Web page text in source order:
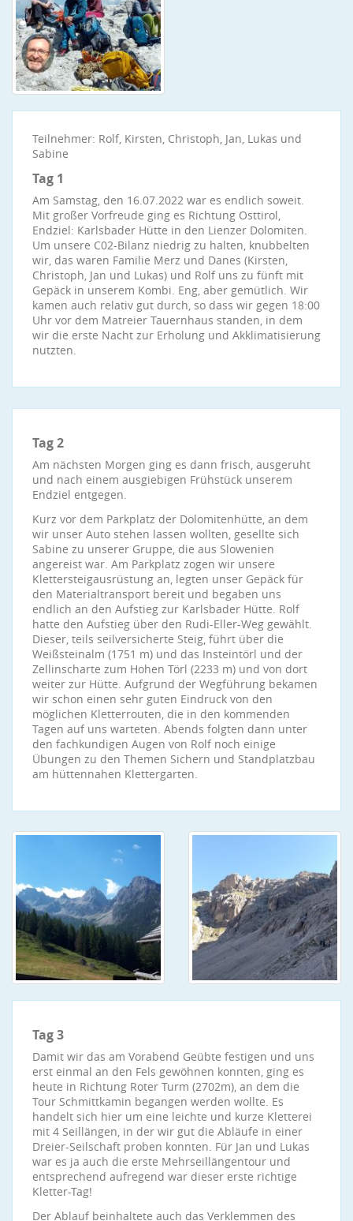
Teilnehmer: Rolf, Kirsten, Christoph, Jan, Lukas und
Sabine
Tag 1
Am Samstag, den 16.07.2022 war es endlich soweit.
Mit großer Vorfreude ging es Richtung Osttirol,
Endziel: Karlsbader Hütte in den Lienzer Dolomiten.
Um unsere C02-Bilanz niedrig zu halten, knubbelten
wir, das waren Familie Merz und Danes (Kirsten,
Christoph, Jan und Lukas) und Rolf uns zu fünft mit
Gepäck in unserem Kombi. Eng, aber gemütlich. Wir
kamen auch relativ gut durch, so dass wir gegen 18:00
Uhr vor dem Matreier Tauernhaus standen, in dem
wir die erste Nacht zur Erholung und Akklimatisierung
nutzten.
Tag 2
Am nächsten Morgen ging es dann frisch, ausgeruht
und nach einem ausgiebigen Frühstück unserem
Endziel entgegen.
Kurz vor dem Parkplatz der Dolomitenhütte, an dem
wir unser Auto stehen lassen wollten, gesellte sich
Sabine zu unserer Gruppe, die aus Slowenien
angereist war. Am Parkplatz zogen wir unsere
Klettersteigausrüstung an, legten unser Gepäck für
den Materialtransport bereit und begaben uns
endlich an den Aufstieg zur Karlsbader Hütte. Rolf
hatte den Aufstieg über den Rudi-Eller-Weg gewählt.
Dieser, teils seilversicherte Steig, führt über die
Weißsteinalm (1751 m) und das Insteintörl und der
Zellinscharte zum Hohen Törl (2233 m) und von dort
weiter zur Hütte. Aufgrund der Wegführung bekamen
wir schon einen sehr guten Eindruck von den
möglichen Kletterrouten, die in den kommenden
Tagen auf uns warteten. Abends folgten dann unter
den fachkundigen Augen von Rolf noch einige
Übungen zu den Themen Sichern und Standplatzbau
am hüttennahen Klettergarten.
Tag 3
Damit wir das am Vorabend Geübte festigen und uns
erst einmal an den Fels gewöhnen konnten, ging es
heute in Richtung Roter Turm (2702m), an dem die
Tour Schmittkamin begangen werden wollte. Es
handelt sich hier um eine leichte und kurze Kletterei
mit 4 Seillängen, in der wir gut die Abläufe in einer
Dreier-Seilschaft proben konnten. Für Jan und Lukas
war es ja auch die erste Mehrseillängentour und
entsprechend aufregend war dieser erste richtige
Kletter-Tag!
Der Ablauf beinhaltete auch das Verklemmen des